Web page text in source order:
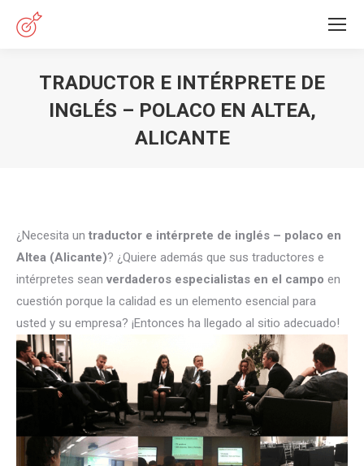
TRADUCTOR E INTÉRPRETE DE
INGLÉS – POLACO EN ALTEA,
ALICANTE
¿Necesita un traductor e intérprete de inglés – polaco en
Altea (Alicante)? ¿Quiere además que sus traductores e
intérpretes sean verdaderos especialistas en el campo en
cuestión porque la calidad es un elemento esencial para
usted y su empresa? ¡Entonces ha llegado al sitio adecuado!